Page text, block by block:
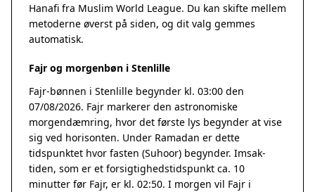
Hanafi fra Muslim World League. Du kan skifte mellem
metoderne øverst på siden, og dit valg gemmes
automatisk.
Fajr og morgenbøn i Stenlille
Fajr-bønnen i Stenlille begynder kl. 03:00 den
07/08/2026. Fajr markerer den astronomiske
morgendæmring, hvor det første lys begynder at vise
sig ved horisonten. Under Ramadan er dette
tidspunktet hvor fasten (Suhoor) begynder. Imsak-
tiden, som er et forsigtighedstidspunkt ca. 10
minutter før Fajr, er kl. 02:50. I morgen vil Fajr i